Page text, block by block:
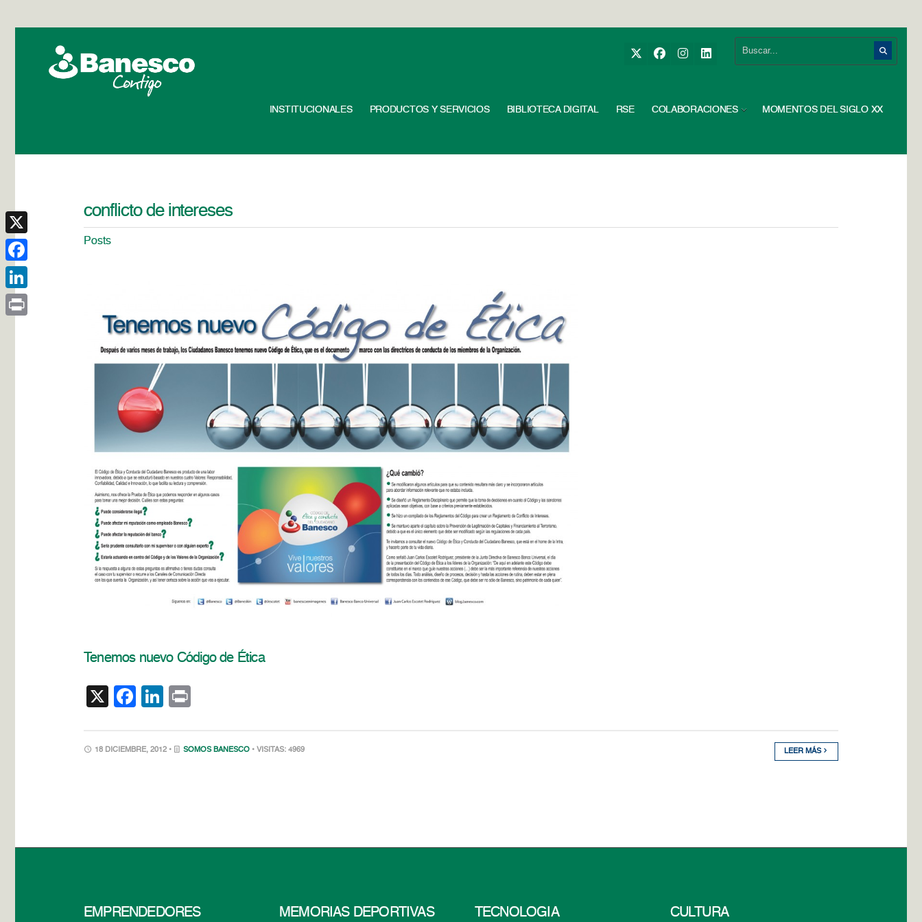
INSTITUCIONALES PRODUCTOS Y SERVICIOS BIBLIOTECA DIGITAL RSE COLABORACIONES MOMENTOS DEL SIGLO XX
conflicto de intereses
Posts
Tenemos nuevo Código de Ética
X Facebook
LinkedIn
18 DICIEMBRE, 2012 • SOMOS BANESCO • VISITAS: 4969 LEER MÁS
EMPRENDEDORES MEMORIAS DEPORTIVAS TECNOLOGÍA CULTURA
X
Facebook
LinkedIn